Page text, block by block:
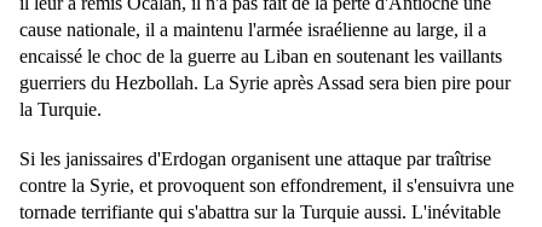
cause nationale, il a maintenu l'armée israélienne au large, il a
encaissé le choc de la guerre au Liban en soutenant les vaillants
guerriers du Hezbollah. La Syrie après Assad sera bien pire pour
la Turquie.
Si les janissaires d'Erdogan organisent une attaque par traîtrise
contre la Syrie, et provoquent son effondrement, il s'ensuivra une
tornade terrifiante qui s'abattra sur la Turquie aussi. L'inévitable